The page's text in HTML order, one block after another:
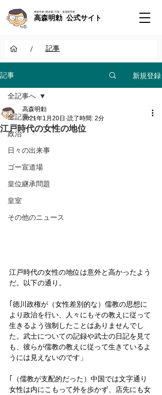
神道学者 / 歴史家 / 天皇・皇室研究者
高森明勅 公式サイト
/ 記事
記事 新規登録
全記事へ
政治
日々の出来事
ゴー宣道場
皇位継承問題
皇室
その他のニュース
全記事へ
江戸時代の女性の地位
高森明勅
2021年1月20日 読了時間: 2分
江戸時代の女性の地位は意外と高かったよう
だ。以下の通り。
｢徳川政権が（女性差別的な）儒教の思想に
より政治を行い、人々にもその教えに従って
生きるよう強制したことはありませんでし
た。武士についての記録や武士の日記を見て
も、彼らが儒教の教えに従って生きているよ
うには見えないのです」
｢（儒教が支配的だった）中国では文字通り
女性は内にこもって外を歩かず、店先にも女